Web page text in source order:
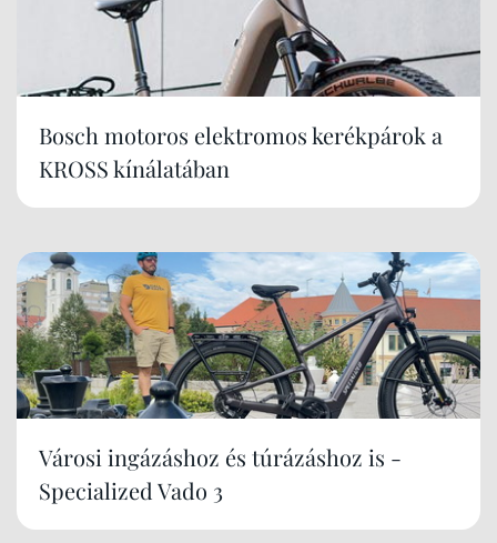
Bosch motoros elektromos kerékpárok a
KROSS kínálatában
Városi ingázáshoz és túrázáshoz is -
Specialized Vado 3